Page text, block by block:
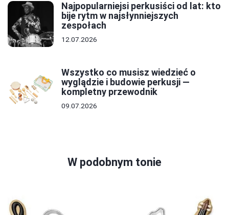
Najpopularniejsi perkusiści od lat: kto
bije rytm w najsłynniejszych
zespołach
12.07.2026
Wszystko co musisz wiedzieć o
wyglądzie i budowie perkusji —
kompletny przewodnik
09.07.2026
W podobnym tonie